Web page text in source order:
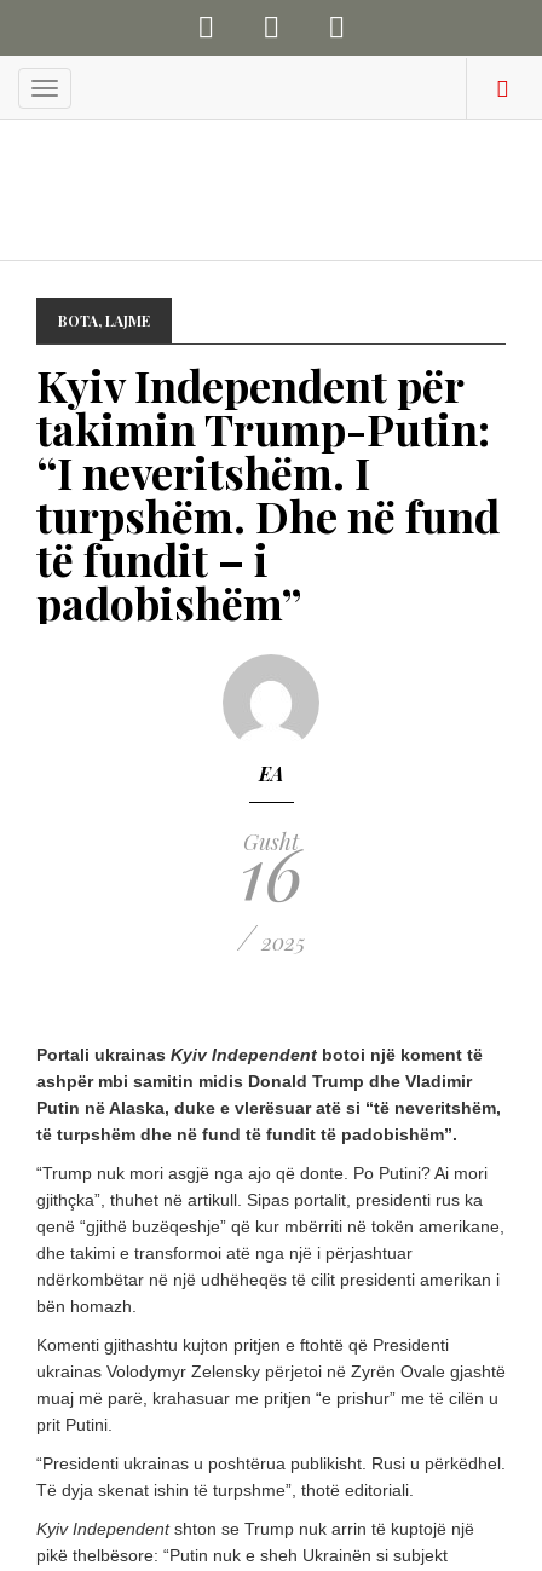
Menu
BOTA,LAJME
Kyiv Independent për
takimin Trump-Putin:
“I neveritshëm. I
turpshëm. Dhe në fund
të fundit – i
padobishëm”
EA
Gusht
16
/ 2025
Portali ukrainas Kyiv Independent botoi një koment të
ashpër mbi samitin midis Donald Trump dhe Vladimir
Putin në Alaska, duke e vlerësuar atë si “të neveritshëm,
të turpshëm dhe në fund të fundit të padobishëm”.
“Trump nuk mori asgjë nga ajo që donte. Po Putini? Ai mori
gjithçka”, thuhet në artikull. Sipas portalit, presidenti rus ka
qenë “gjithë buzëqeshje” që kur mbërriti në tokën amerikane,
dhe takimi e transformoi atë nga një i përjashtuar
ndërkombëtar në një udhëheqës të cilit presidenti amerikan i
bën homazh.
Komenti gjithashtu kujton pritjen e ftohtë që Presidenti
ukrainas Volodymyr Zelensky përjetoi në Zyrën Ovale gjashtë
muaj më parë, krahasuar me pritjen “e prishur” me të cilën u
prit Putini.
“Presidenti ukrainas u poshtërua publikisht. Rusi u përkëdhel.
Të dyja skenat ishin të turpshme”, thotë editoriali.
Kyiv Independentshton se Trump nuk arrin të kuptojë një
pikë thelbësore: “Putin nuk e sheh Ukrainën si subjekt